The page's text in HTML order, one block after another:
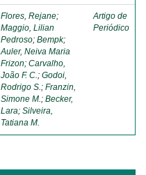
Flores, Rejane;
Maggio, Lilian
Pedroso; Bempk;
Auler, Neiva Maria
Frizon; Carvalho,
João F. C.; Godoi,
Rodrigo S.; Franzin,
Simone M.; Becker,
Lara; Silveira,
Tatiana M.
Artigo de
Periódico